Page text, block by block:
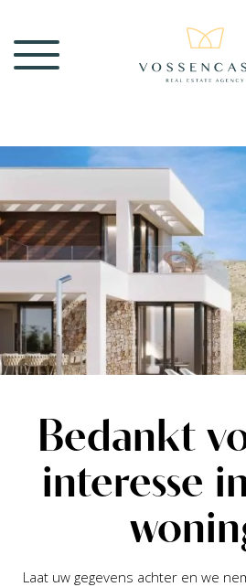
Bedankt
interesse
Laat uw gegevens achter en we